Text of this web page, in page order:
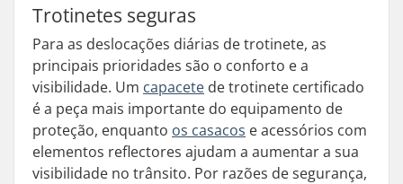
Trotinetes seguras
Para as deslocações diárias de trotinete, as
principais prioridades são o conforto e a
visibilidade. Um capacete de trotinete certificado
é a peça mais importante do equipamento de
proteção, enquanto os casacos e acessórios com
elementos reflectores ajudam a aumentar a sua
visibilidade no trânsito. Por razões de segurança,